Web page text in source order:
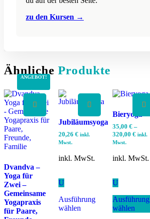
zu den Kursen →
Ähnliche Produkte
ANGEBOT!
Dvandva –
Yoga für
Zwei –
Gemeinsame
Yogapraxis
für Paare,
Jubiläumsyoga
20,26 € inkl.
Mwst.
inkl. MwSt.
U
Ausführung
wählen
Produkt
weist
Bieryoga
35,00€ –
320,00€ inkl.
Mwst.
inkl. MwSt.
U
Ausführung
wählen